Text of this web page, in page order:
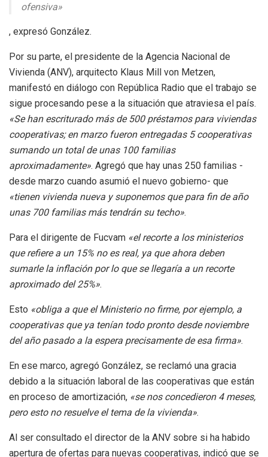
ofensiva»
, expresó González.
Por su parte, el presidente de la Agencia Nacional de
Vivienda (ANV), arquitecto Klaus Mill von Metzen,
manifestó en diálogo con República Radio que el trabajo se
sigue procesando pese a la situación que atraviesa el país.
«Se han escriturado más de 500 préstamos para viviendas
cooperativas; en marzo fueron entregadas 5 cooperativas
sumando un total de unas 100 familias
aproximadamente». Agregó que hay unas 250 familias -
desde marzo cuando asumió el nuevo gobierno- que
«tienen vivienda nueva y suponemos que para fin de año
unas 700 familias más tendrán su techo».
Para el dirigente de Fucvam «el recorte a los ministerios
que refiere a un 15% no es real, ya que ahora deben
sumarle la inflación por lo que se llegaría a un recorte
aproximado del 25%».
Esto «obliga a que el Ministerio no firme, por ejemplo, a
cooperativas que ya tenían todo pronto desde noviembre
del año pasado a la espera precisamente de esa firma».
En ese marco, agregó González, se reclamó una gracia
debido a la situación laboral de las cooperativas que están
en proceso de amortización, «se nos concedieron 4 meses,
pero esto no resuelve el tema de la vivienda».
Al ser consultado el director de la ANV sobre si ha habido
apertura de ofertas para nuevas cooperativas, indicó que se